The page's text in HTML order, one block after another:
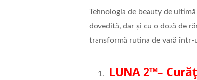
Tehnologia de beauty de
dovedită, dar și cu o doză de
transformă rutina de vară într-
LUNA 2™–